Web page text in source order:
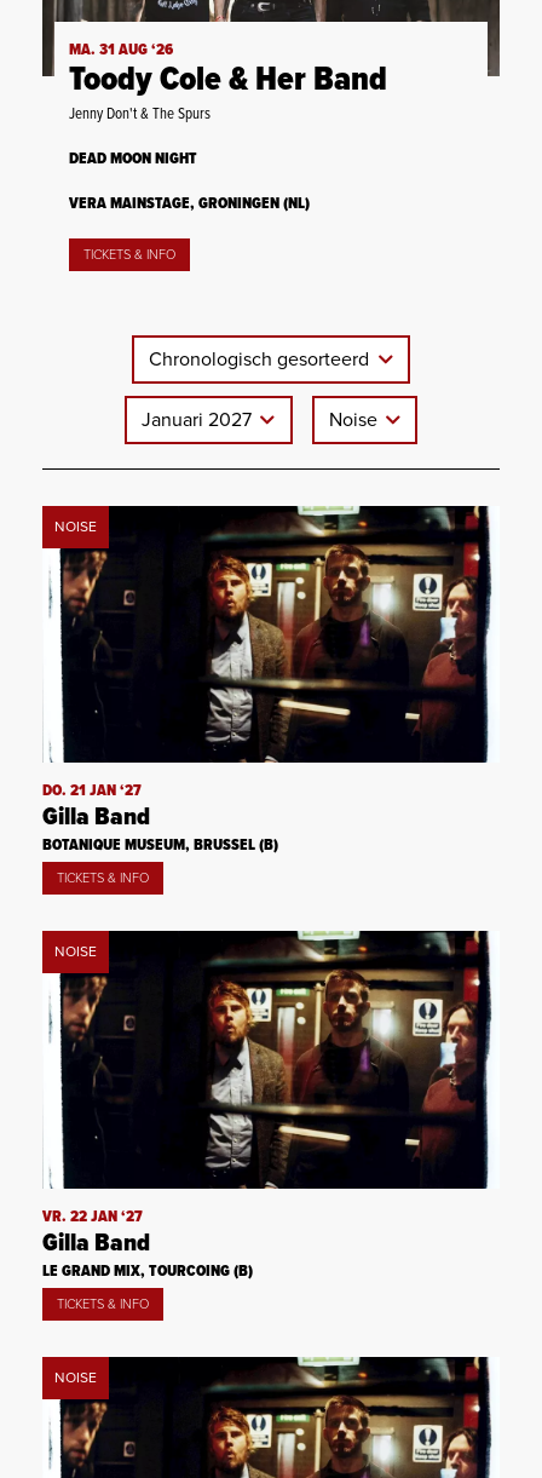
MA. 31 AUG ‘26
Toody Cole & Her Band
Jenny Don't & The Spurs
DEAD MOON NIGHT
VERA MAINSTAGE, GRONINGEN (NL)
TICKETS & INFO
Chronologisch gesorteerd
Januari 2027 Noise
NOISE
DO. 21 JAN ‘27
Gilla Band
BOTANIQUE MUSEUM, BRUSSEL (B)
TICKETS & INFO
NOISE
VR. 22 JAN ‘27
Gilla Band
LE GRAND MIX, TOURCOING (B)
TICKETS & INFO
NOISE